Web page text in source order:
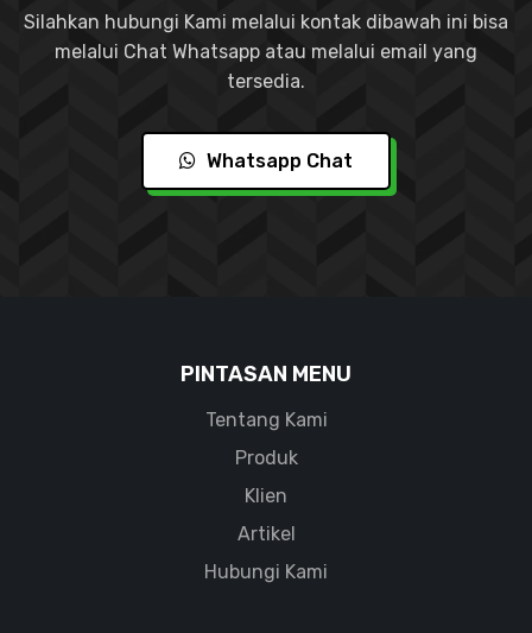
Silahkan hubungi Kami melalui kontak dibawah ini bisa
melalui Chat Whatsapp atau melalui email yang
tersedia.
Whatsapp Chat
PINTASAN MENU
Tentang Kami
Produk
Klien
Artikel
Hubungi Kami